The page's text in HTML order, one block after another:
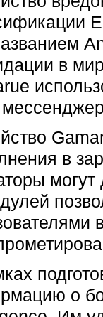
в
в
о